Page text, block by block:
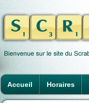
Accueil Horaires